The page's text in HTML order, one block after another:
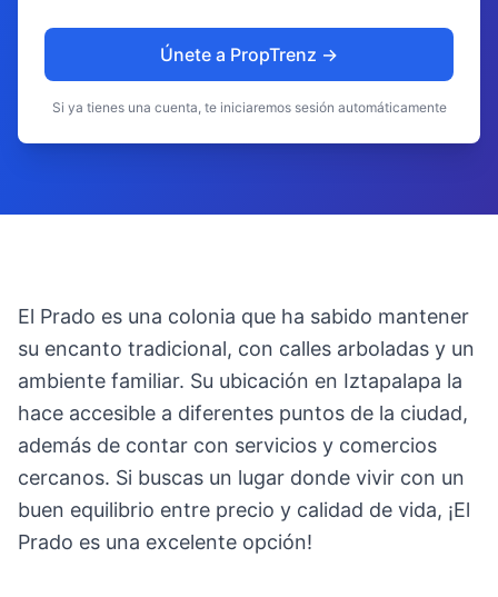
Únete a PropTrenz →
Si ya tienes una cuenta, te iniciaremos sesión automáticamente
El Prado es una colonia que ha sabido mantener
su encanto tradicional, con calles arboladas y un
ambiente familiar. Su ubicación en Iztapalapa la
hace accesible a diferentes puntos de la ciudad,
además de contar con servicios y comercios
cercanos. Si buscas un lugar donde vivir con un
buen equilibrio entre precio y calidad de vida, ¡El
Prado es una excelente opción!